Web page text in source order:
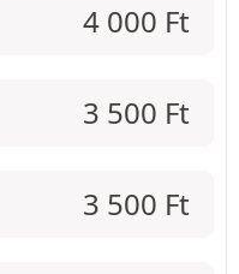
4 000 Ft
3 500 Ft
3 500 Ft